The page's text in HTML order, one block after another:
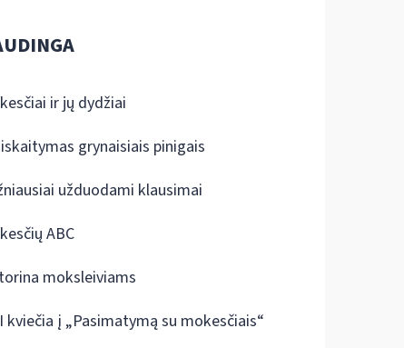
ir jų dydžiai
grynaisiais pinigais
užduodami klausimai
ABC
moksleiviams
kviečia į „Pasimatymą su mokesčiais“